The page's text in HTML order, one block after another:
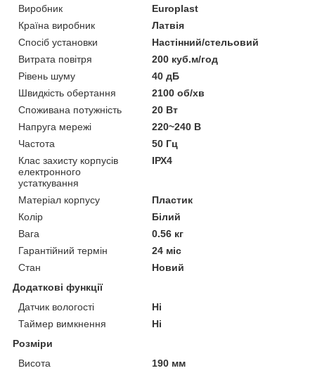
Виробник
Europlast
Країна виробник
Латвія
Спосіб установки
Настінний/стельовий
Витрата повітря
200 куб.м/год
Рівень шуму
40 дБ
Швидкість обертання
2100 об/хв
Споживана потужність
20 Вт
Напруга мережі
220~240 В
Частота
50 Гц
Клас захисту корпусів
електронного
устаткування
ІРХ4
Матеріал корпусу
Пластик
Колір
Білий
Вага
0.56 кг
Гарантійний термін
24 міс
Стан
Новий
Додаткові функції
Датчик вологості
Ні
Таймер вимкнення
Ні
Розміри
Висота
190 мм